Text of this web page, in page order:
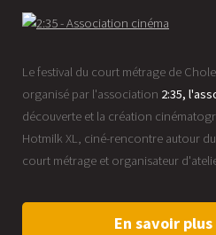
Le festival du court métrage de
organisé par l'association 2:35,
découverte et la création
Hotmilk XL, ciné-rencontre autour
court métrage et organisateur
En savoir